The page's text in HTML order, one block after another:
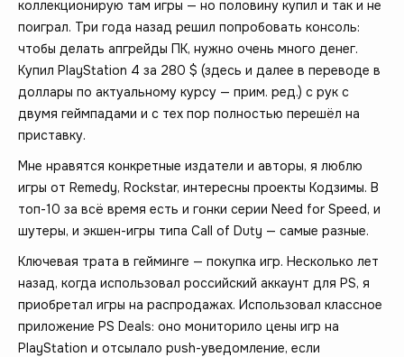
коллекционирую там игры — но половину купил и так и не
поиграл. Три года назад решил попробовать консоль:
чтобы делать апгрейды ПК, нужно очень много денег.
Купил PlayStation 4 за 280 $ (здесь и далее в переводе в
доллары по актуальному курсу — прим. ред.) с рук с
двумя геймпадами и с тех пор полностью перешёл на
приставку.
Мне нравятся конкретные издатели и авторы, я люблю
игры от Remedy, Rockstar, интересны проекты Кодзимы. В
топ-10 за всё время есть и гонки серии Need for Speed, и
шутеры, и экшен-игры типа Call of Duty — самые разные.
Ключевая трата в гейминге — покупка игр. Несколько лет
назад, когда использовал российский аккаунт для PS, я
приобретал игры на распродажах. Использовал классное
приложение PS Deals: оно мониторило цены игр на
PlayStation и отсылало push-уведомление, если